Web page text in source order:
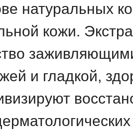
натуральных
кожи.
и гладкой,